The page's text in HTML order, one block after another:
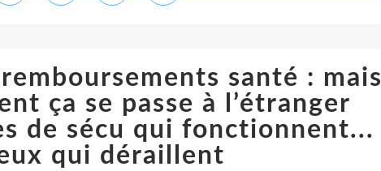
santé : mais
ça se passe à l’étranger
de sécu qui fonctionnent...
qui déraillent